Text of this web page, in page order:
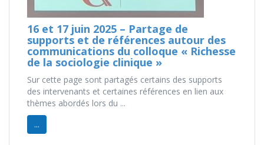
16 et 17 juin 2025 – Partage de
supports et de références autour des
communications du colloque « Richesse
de la sociologie clinique »
Sur cette page sont partagés certains des supports
des intervenants et certaines références en lien aux
thèmes abordés lors du ...
...